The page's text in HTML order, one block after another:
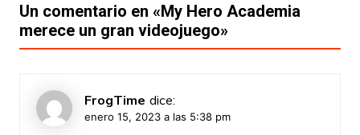
Un comentario en «My Hero Academia
merece un gran videojuego»
FrogTime dice:
enero 15, 2023 a las 5:38 pm